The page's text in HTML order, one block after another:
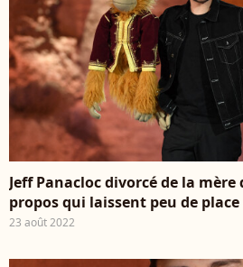
Jeff Panacloc divorcé de la mère
propos qui laissent peu de
23 août 2022